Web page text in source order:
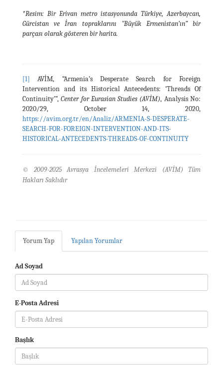
*Resim: Bir Erivan metro istasyonunda Türkiye, Azerbaycan,
Gürcistan ve İran topraklarını "Büyük Ermenistan’ın” bir
parçası olarak gösteren bir harita.
[1] AVİM, “Armenia’s Desperate Search for Foreign
Intervention and its Historical Antecedents: ‘Threads Of
Continuity’”,Center for Eurasian Studies (AVİM), Analysis No:
2020/29, October 14, 2020,
https://avim.org.tr/en/Analiz/ARMENIA-S-DESPERATE-
SEARCH-FOR-FOREIGN-INTERVENTION-AND-ITS-
HISTORICAL-ANTECEDENTS-THREADS-OF-CONTINUITY
© 2009-2025 Avrasya İncelemeleri Merkezi (AVİM) Tüm
Hakları Saklıdır
Yorum Yap Yapılan Yorumlar
Ad Soyad
E-Posta Adresi
Başlık